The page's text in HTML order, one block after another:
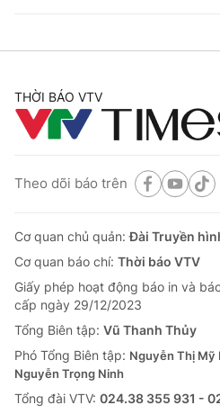
THỜI BÁO VTV
Theo dõi báo trên
Cơ quan chủ quản:Đài Truyền
Cơ quan báo chí: Thời báo VTV
Giấy phép hoạt động báo in và
cấp ngày 29/12/2023
Tổng Biên tập: Vũ Thanh Thủy
Phó Tổng Biên tập: Nguyễn Thị Mỹ
Nguyễn Trọng Ninh
Tổng đài VTV: 024.38 355 931 -